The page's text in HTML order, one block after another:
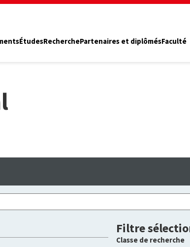
ÉtudesRecherchePartenaires et diplômésFaculté
Filtre
Classe de recherche